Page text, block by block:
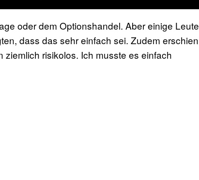
oder dem Optionshandel. Aber einige Leute
dass das sehr einfach sei. Zudem erschien
risikolos. Ich musste es einfach